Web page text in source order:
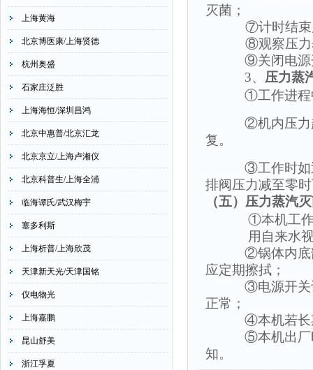
上海黄海
北京博医康/上海贤德
杭州奥盛
石家庄泛胜
上海海恒/深圳昌鸿
北京中惠普/北京汇龙
北京京立/上海卢湘仪
北京科普生/上海全浦
临海谭氏/武汉梅宇
塞多利斯
上海析普/上海欣茂
天津新天光/天津国铭
仪电物光
上海嘉鹏
昆山舒美
浙江孚夏
灭菌；
⑦计时结束后
⑧观察压力表指
⑨关闭电源
3、 压力蒸
①工作进程
②机内压力
复。
③工作时如
排阀压力减至零
（五） 压力蒸汽
①本机工
用自来水
②锅体内底
应定期擦拭；
③电源开关
正常；
④本机若长
⑤本机出厂
知。